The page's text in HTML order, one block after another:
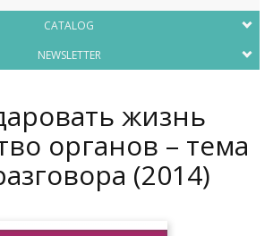
CATALOG
NEWSLETTER
жизнь
органов – тема
(2014)